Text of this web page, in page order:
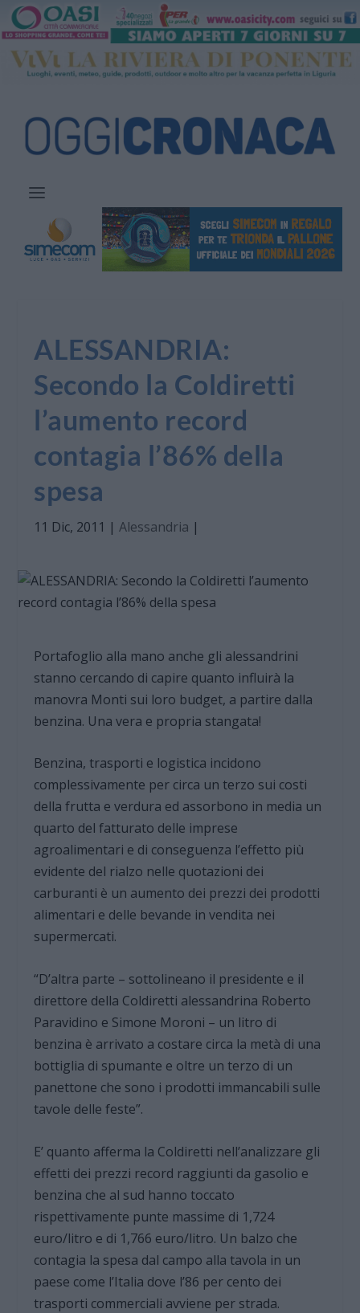
ALESSANDRIA:
Secondo la Coldiretti
l’aumento record
contagia l’86% della
spesa
11 Dic, 2011 |Alessandria |
Portafoglio alla mano anche gli alessandrini
stanno cercando di capire quanto influirà la
manovra Monti sui loro budget, a partire dalla
benzina. Una vera e propria stangata!
Benzina, trasporti e logistica incidono
complessivamente per circa un terzo sui costi
della frutta e verdura ed assorbono in media un
quarto del fatturato delle imprese
agroalimentari e di conseguenza l’effetto più
evidente del rialzo nelle quotazioni dei
carburanti è un aumento dei prezzi dei prodotti
alimentari e delle bevande in vendita nei
supermercati.
“D’altra parte – sottolineano il presidente e il
direttore della Coldiretti alessandrina Roberto
Paravidino e Simone Moroni – un litro di
benzina è arrivato a costare circa la metà di una
bottiglia di spumante e oltre un terzo di un
panettone che sono i prodotti immancabili sulle
tavole delle feste”.
E’ quanto afferma la Coldiretti nell’analizzare gli
effetti dei prezzi record raggiunti da gasolio e
benzina che al sud hanno toccato
rispettivamente punte massime di 1,724
euro/litro e di 1,766 euro/litro. Un balzo che
contagia la spesa dal campo alla tavola in un
paese come l’Italia dove l’86 per cento dei
trasporti commerciali avviene per strada.